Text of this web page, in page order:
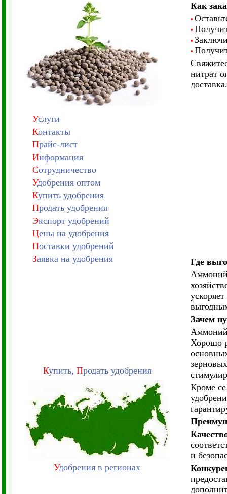
Услуги
Контакты
Прайс-лист
Информация
Сотрудничество
Удобрения оптом
Купить удобрения
Продать удобрения
Экспорт удобрений
Цены на удобрения
Поставки удобрений
Заявка на удобрения
Купить, Продать удобрения
Удобрения в регионах
Как
•
•
•
•
нитрат
доставка.
Где
Аммоний
Зачем
Хорошо
Кроме
и